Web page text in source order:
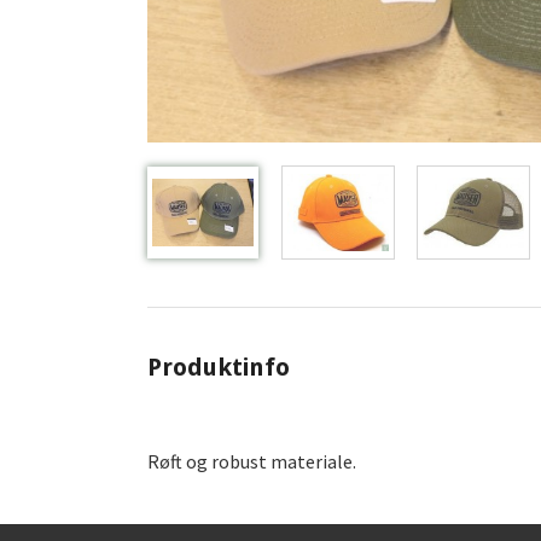
Produktinfo
Røft og robust materiale.